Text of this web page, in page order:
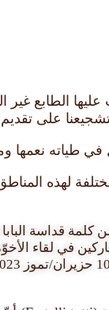
الطابع غير
تشجيعنا على
نعمها
لهذه
كلمة قداسة
في لقاء
10 حزيران/تموز 2023